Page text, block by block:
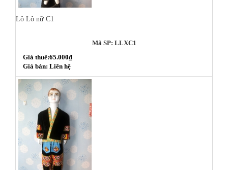
Lô Lô nữ C1
Mã SP: LLXC1
Giá thuê:65.000₫
Giá bán: Liên hệ